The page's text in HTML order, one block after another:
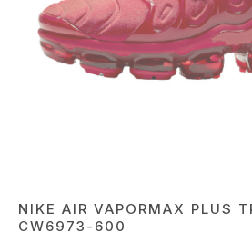
NIKE AIR VAPORMAX PLUS
CW6973-600